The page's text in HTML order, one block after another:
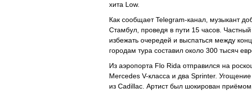
хита Low.
Как сообщает Telegram-канал, музыкант
Стамбул, проведя в пути 15 часов.
избежать очередей и выспаться между
городам тура составил около 300 тысяч
Из аэропорта Flo Rida отправился на
Mercedes V-класса и два Sprinter.
из Cadillac. Артист был шокирован